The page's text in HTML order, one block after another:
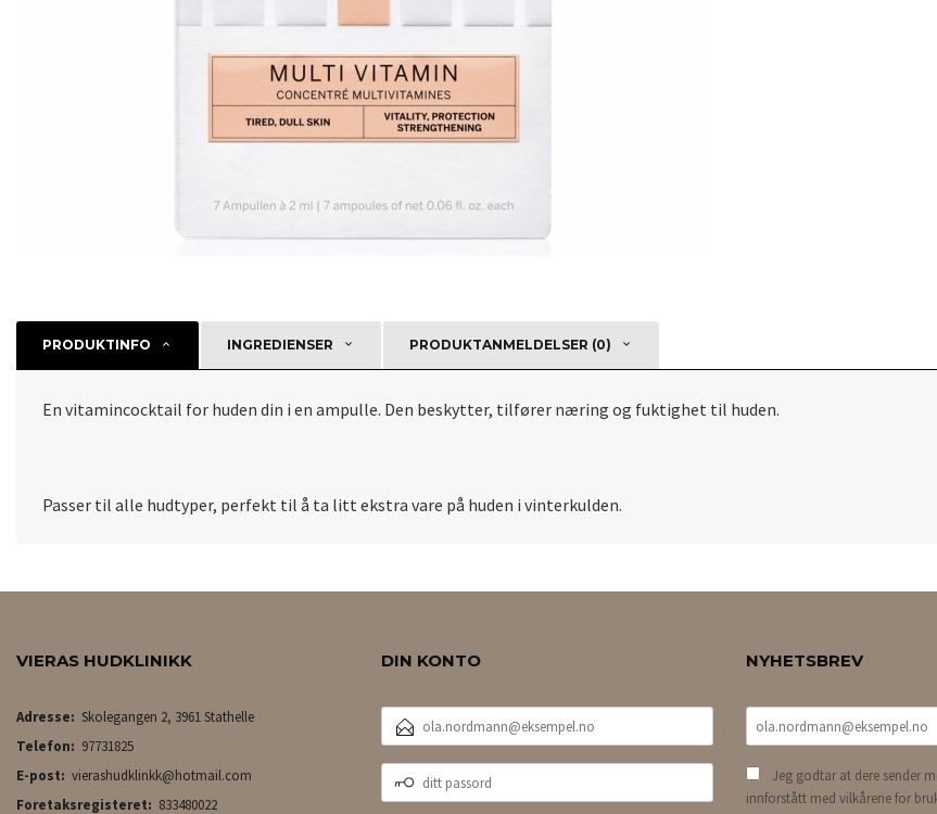
PRODUKTINFO INGREDIENSER PRODUKTANMELDELSER (0)
En vitamincocktail for huden din i en ampulle. Den beskytter, tilfører næring og fuktighet til huden.
Passer til alle hudtyper, perfekt til å ta litt ekstra vare på huden i vinterkulden.
VIERAS HUDKLINIKK
Adresse: Skolegangen 2, 3961 Stathelle
Telefon: 97731825
E-post: vierashudklinkk@hotmail.com
Foretaksregisteret: 833480022
DIN KONTO
POSTADRESSE
PASSORD
NYHETSBREV
Jeg godtar at dere sender
innforstått med vilkårene for